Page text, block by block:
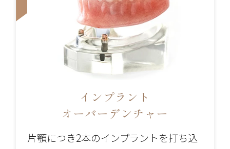
インプラント
オーバーデンチャー
片顎につき2本のインプラントを打ち込